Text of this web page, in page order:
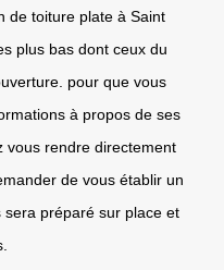
de toiture plate à Saint
plus bas dont ceux du
pour que vous
à propos de ses
vous rendre directement
de vous établir un
préparé sur place et